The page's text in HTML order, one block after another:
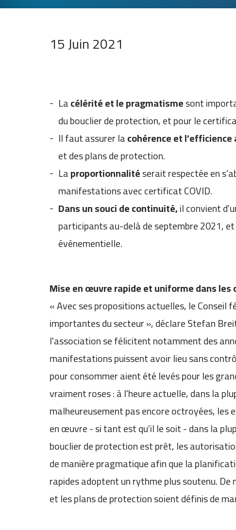
15 Juin 2021
Lacélérité et le pragmatismesont
du bouclier de protection, et pour le
Il faut assurer lacohérence et
et des plans de protection.
Laproportionnalitéserait respectée en
manifestations avec certificat COVID.
Dans un souci de continuité,il convient
participants au-delà de septembre 2021,
événementielle.
Mise en œuvre rapide et uniforme dans les
« Avec ses propositions actuelles, le
importantes du secteur », déclare Stefan
l'association se félicitent notamment des
manifestations puissent avoir lieu sans
pour consommer aient été levés pour les
vraiment roses : à l'heure actuelle, dans la
malheureusement pas encore octroyées,
en œuvre - si tant est qu'il le soit - dans la
bouclier de protection est prêt, les
de manière pragmatique afin que la
rapides adoptent un rythme plus soutenu.
et les plans de protection soient définis de